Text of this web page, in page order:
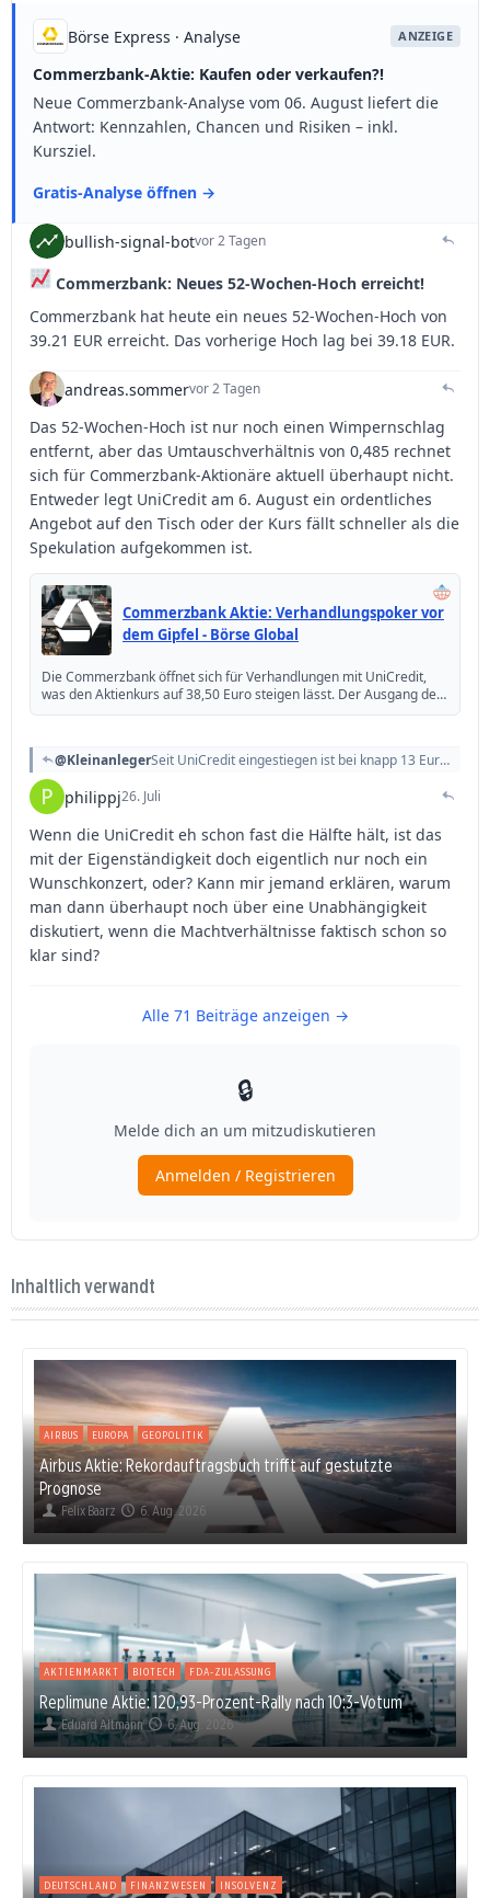
Inhaltlich verwandt
AIRBUS EUROPA GEOPOLITIK
Airbus Aktie: Rekordauftragsbuch trifft auf gestutzte
Prognose
Felix Baarz 6. Aug. 2026
AKTIENMARKT BIOTECH FDA-ZULASSUNG
Replimune Aktie: 120,93-Prozent-Rally nach 10:3-Votum
Eduard Altmann 6. Aug. 2026
DEUTSCHLAND FINANZWESEN INSOLVENZ